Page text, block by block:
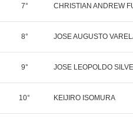
7° CHRISTIAN ANDREW
8° JOSE AUGUSTO
9° JOSE LEOPOLDO
10° KEIJIRO ISOMURA